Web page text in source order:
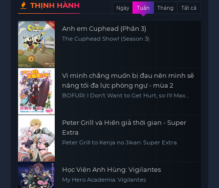
THỊNH HÀNH Ngày Tuần Tháng Tất cả
Anh em Cuphead (Phần 3)
The Cuphead Show! (Season 3)
Vì mình chẳng muốn bị đau nên mình sẽ
nâng tối đa lực phòng ngự - mùa 2
BOFURI: I Don't Want to Get Hurt, so I'll Max
Peter Grill và Hiền giả thời gian - Super
Extra
Peter Grill to Kenja no Jikan: Super Extra
Học Viện Anh Hùng: Vigilantes
My Hero Academia: Vigilantes